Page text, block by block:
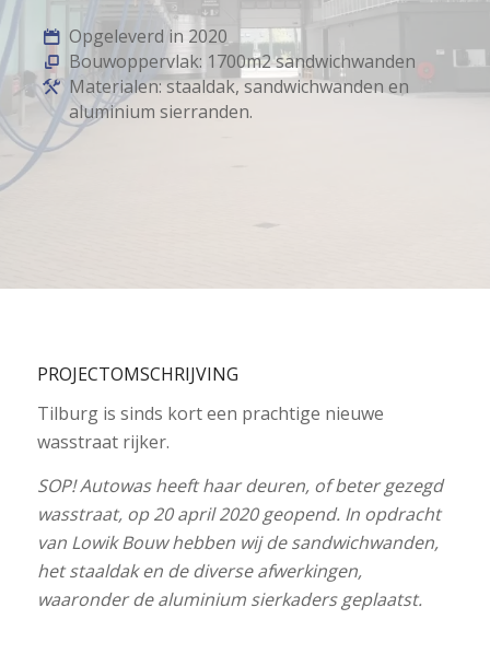
Opgeleverd in 2020
Bouwoppervlak: 1700m2 sandwichwanden
Materialen: staaldak, sandwichwanden en
aluminium sierranden.
PROJECTOMSCHRIJVING
Tilburg is sinds kort een prachtige nieuwe
wasstraat rijker.
SOP! Autowas heeft haar deuren, of beter gezegd
wasstraat, op 20 april 2020 geopend. In opdracht
van Lowik Bouw hebben wij de sandwichwanden,
het staaldak en de diverse afwerkingen,
waaronder de aluminium sierkaders geplaatst.